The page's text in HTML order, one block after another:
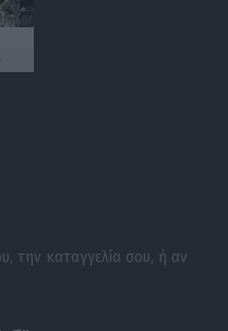
την καταγγελία σου, ή αν